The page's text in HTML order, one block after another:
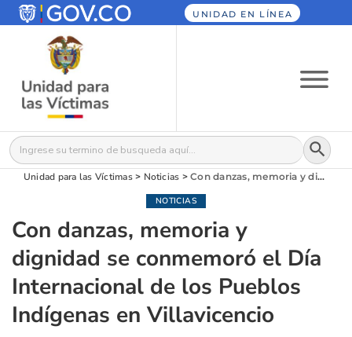
UNIDAD EN LÍNEA
Buscar: Botón
Unidad para las Víctimas> Noticias >Con danzas, memoria y dignidad se conmemoró el Día Internacional de los Pueblos Indígenas en Villavicencio
NOTICIAS
Con danzas, memoria y
dignidad se conmemoró el Día
Internacional de los Pueblos
Indígenas en Villavicencio